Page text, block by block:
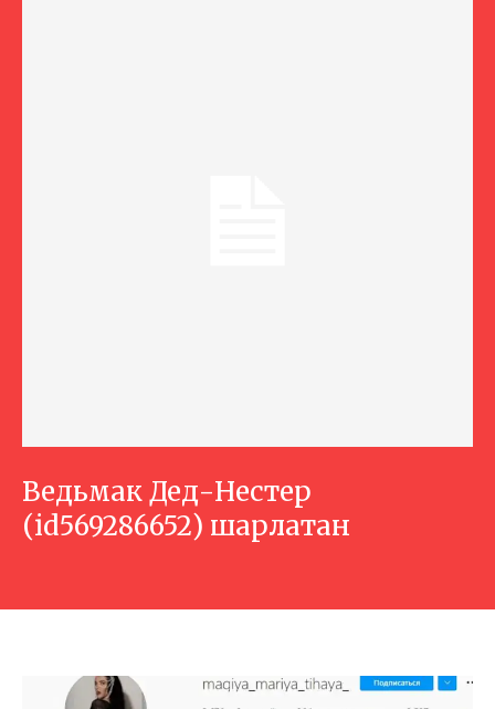
Ведьмак Дед-Нестер
(id569286652) шарлатан